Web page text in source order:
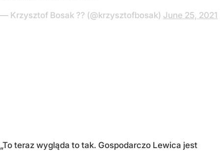
— Krzysztof Bosak ?? (@krzysztofbosak) June 25, 2021
„To teraz wygląda to tak. Gospodarczo Lewica jest